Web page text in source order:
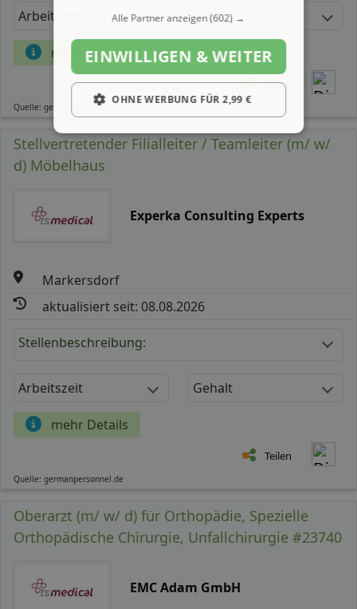
Arbeitszeit Gehalt
mehr Details
Teilen
Quelle: germanpersonnel.de
Stellvertretender Filialleiter / Teamleiter (m/ w/
d) Möbelhaus
Experka Consulting Experts
Markersdorf
aktualisiert seit: 08.08.2026
Stellenbeschreibung:
Arbeitszeit Gehalt
mehr Details
Teilen
Quelle: germanpersonnel.de
Oberarzt (m/ w/ d) für Orthopädie, Spezielle
Orthopädische Chirurgie, Unfallchirurgie #23740
EMC Adam GmbH
Alle Partner anzeigen(602) →
EINWILLIGEN & WEITER
OHNE WERBUNG FÜR 2,99 €